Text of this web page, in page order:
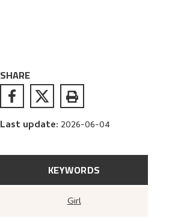
SHARE
Last update: 2026-06-04
KEYWORDS
Girl